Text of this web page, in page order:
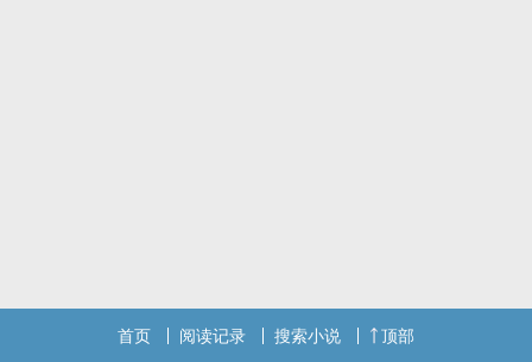
首页 阅读记录 搜索小说 顶部